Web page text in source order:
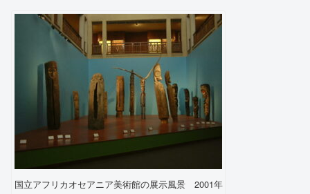
国立アフリカオセアニア美術館の展示風景 2001年